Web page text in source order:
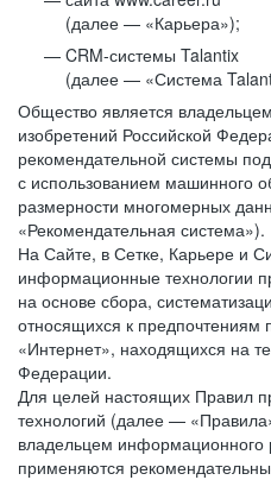
(далее — «Карьера»);
CRM-системы Talantix
(далее — «Система
Общество является
изобретений Российской
рекомендательной системы
с использованием машинного
размерности многомерных
«Рекомендательная система»).
На Сайте, в Сетке, Карьере и
информационные технологии
на основе сбора,
относящихся к предпочтениям
«Интернет», находящихся на
Федерации.
Для целей настоящих Правил
технологий (далее —
владельцем информационного
применяются